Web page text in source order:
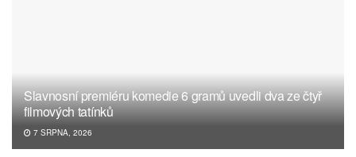
Slavnosní premiéru komedie 6 gramů uvedli dva ze čtyř
filmových tatínků
7 SRPNA, 2026